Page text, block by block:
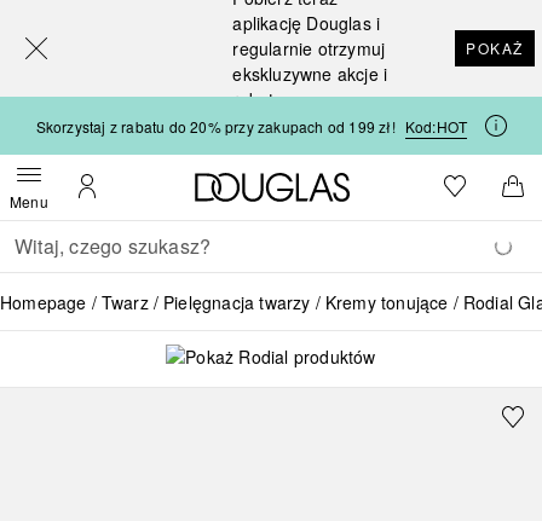
aplikację Douglas i
regularnie otrzymuj
ekskluzywne akcje i
rabaty
POKAŻ
Skorzystaj z rabatu do 20% przy zakupach od 199 zł! Kod:HOT
MenuOtwórz menuMoje konto
Strona główna Douglas
Do listyDo
Wracać
Wykonaj wyszukiwanie
Homepage Twarz Pielęgnacja twarzy Kremy tonujące Rodial
[navigation.slideout.screenreader]